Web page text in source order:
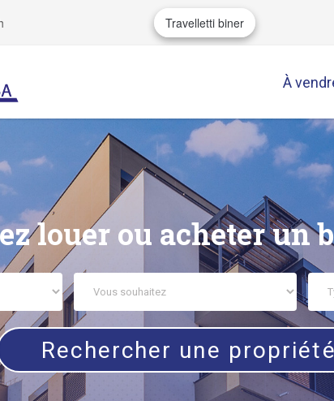
Travelletti biner
À
louer ou acheter un
Rechercher une propriété